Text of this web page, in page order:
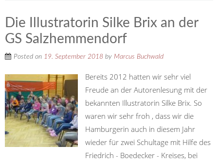
Die Illustratorin Silke Brix an der
GS Salzhemmendorf
Posted on 19. September 2018 by Marcus Buchwald
Bereits 2012 hatten wir sehr viel
Freude an der Autorenlesung mit der
bekannten Illustratorin Silke Brix. So
waren wir sehr froh , dass wir die
Hamburgerin auch in diesem Jahr
wieder für zwei Schultage mit Hilfe des
Friedrich - Boedecker - Kreises, bei